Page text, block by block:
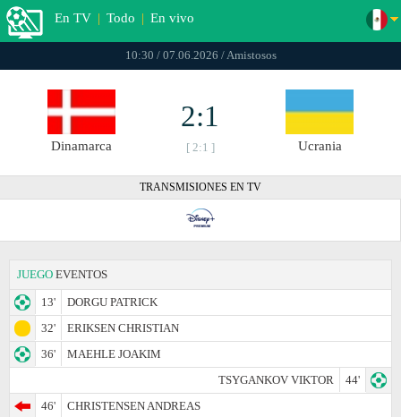
En TV | Todo | En vivo
10:30 / 07.06.2026 / Amistosos
Dinamarca
2:1
[ 2:1 ] Ucrania
TRANSMISIONES EN TV
JUEGO EVENTOS
13'
DORGU PATRICK
32'
ERIKSEN CHRISTIAN
36'
MAEHLE JOAKIM
TSYGANKOV VIKTOR
44'
46'
CHRISTENSEN ANDREAS